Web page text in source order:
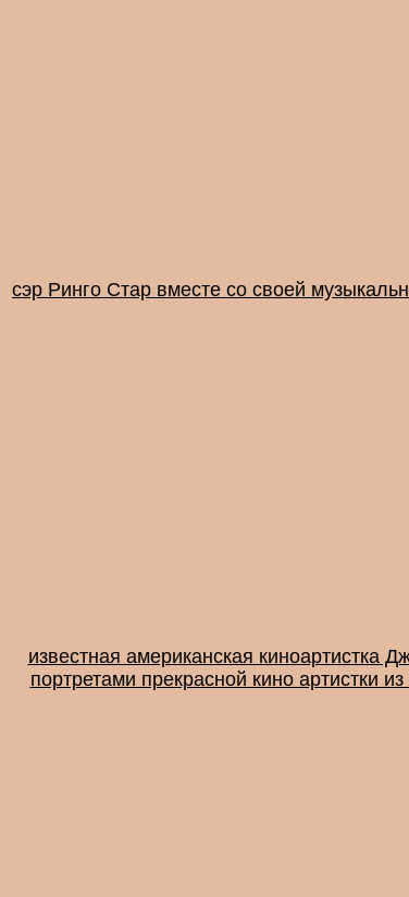
сэр Ринго Стар вместе со своей
известная американская киноартистка
портретами прекрасной кино артистки